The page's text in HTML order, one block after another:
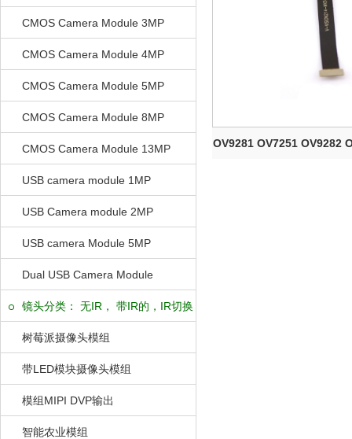
CMOS Camera Module 3MP
CMOS Camera Module 4MP
CMOS Camera Module 5MP
CMOS Camera Module 8MP
CMOS Camera Module 13MP
USB camera module 1MP
USB Camera module 2MP
USB camera Module 5MP
Dual USB Camera Module
镜头分类： 无IR， 带IR的，IR切换
树莓派摄像头模组
带LED模块摄像头模组
模组MIPI DVP输出
智能农业模组
OV9281 OV7251 OV9282